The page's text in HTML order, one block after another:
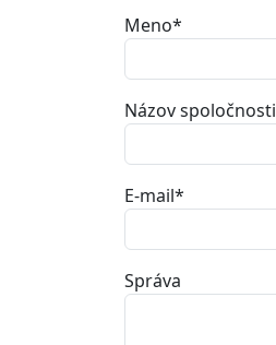
Meno*
Názov spoločnosti
E-mail*
Správa